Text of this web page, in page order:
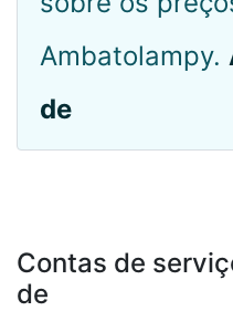
Ambatolampy.
de
Contas de
de